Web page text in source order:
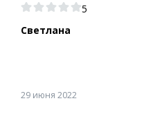
5
Светлана
29 июня 2022